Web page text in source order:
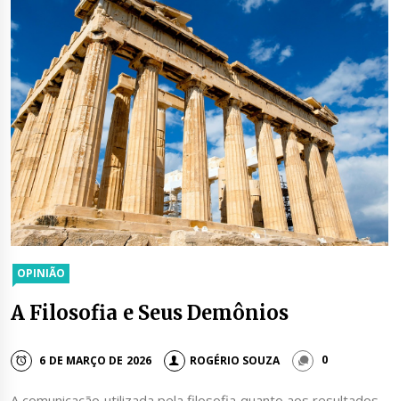
OPINIÃO
A Filosofia e Seus Demônios
6 DE MARÇO DE 2026 ROGÉRIO SOUZA 0